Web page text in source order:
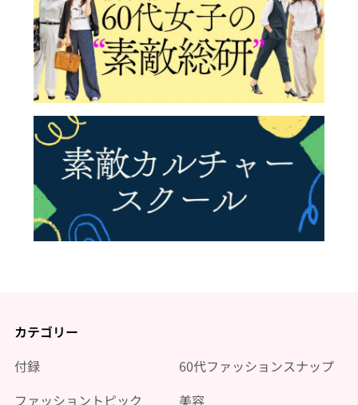
カテゴリー
付録
60代ファッションスナップ
ファッショントピック
美容